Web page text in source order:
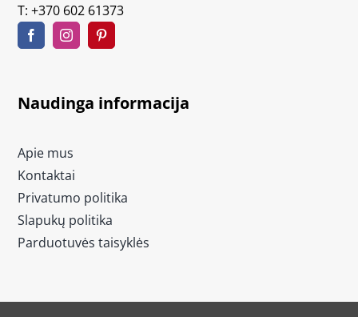
T:+370 602 61373
Naudinga informacija
Apie mus
Kontaktai
Privatumo politika
Slapukų politika
Parduotuvės taisyklės